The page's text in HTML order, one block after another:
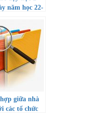
năm học 22-
giữa nhà
các tổ chức